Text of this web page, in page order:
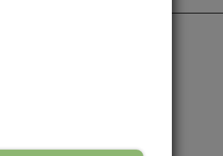
Presto brygger.